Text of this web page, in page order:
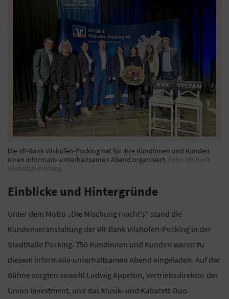
Die VR-Bank Vilshofen-Pocking hat für ihre Kundinnen und Kunden
einen informativ-unterhaltsamen Abend organisiert. Foto: VR-Bank
Vilshofen-Pocking
Einblicke und Hintergründe
Unter dem Motto „Die Mischung macht’s“ stand die
Kundenveranstaltung der VR-Bank Vilshofen-Pocking in der
Stadthalle Pocking. 750 Kundinnen und Kunden waren zu
diesem informativ-unterhaltsamen Abend eingeladen. Auf der
Bühne sorgten sowohl Ludwig Appelon, Vertriebsdirektor der
Union Investment, und das Musik- und Kabarett-Duo